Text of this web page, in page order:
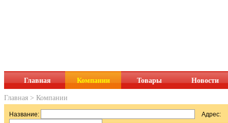
Главная Компании Товары Новости
Главная > Компании
Название: Адрес: